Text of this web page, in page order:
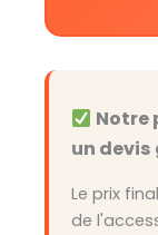
Notre
un
Le prix
de